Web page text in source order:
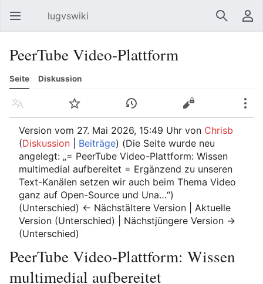
Hauptmenü öffnen lugvswiki SuchenBenutzermenü
PeerTube Video-Plattform
Seite Diskussion
Sprache Beobachten Versionsgeschichte Bearbeiten
Version vom 27. Mai 2026, 15:49 Uhr von Chrisb
(Diskussion Beiträge) (Die Seite wurde neu
angelegt: „= PeerTube Video-Plattform: Wissen
multimedial aufbereitet = Ergänzend zu unseren
Text-Kanälen setzen wir auch beim Thema Video
ganz auf Open-Source und Una…“)
(Unterschied) ← Nächstältere Version | Aktuelle
Version (Unterschied) | Nächstjüngere Version →
(Unterschied)
PeerTube Video-Plattform: Wissen
multimedial aufbereitet